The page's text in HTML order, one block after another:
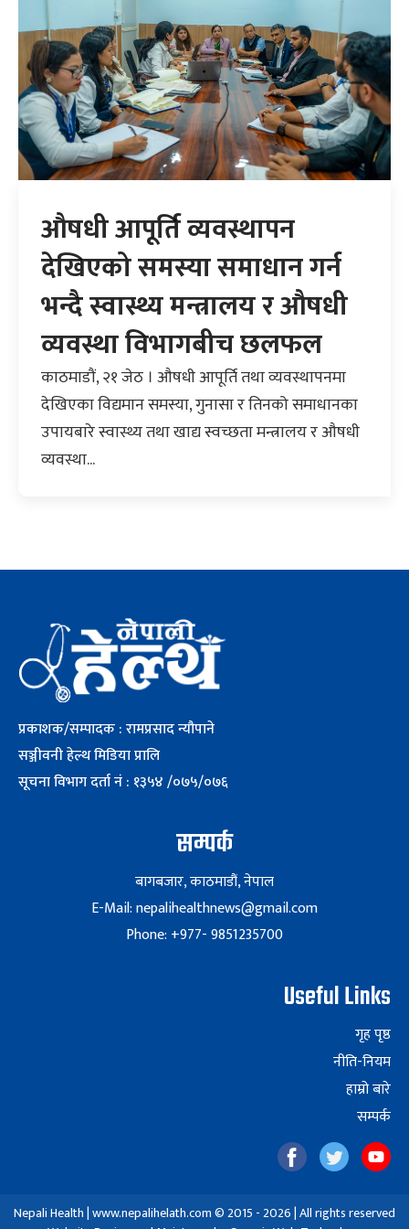
औषधी आपूर्ति व्यवस्थापन
देखिएको समस्या समाधान गर्न
भन्दै स्वास्थ्य मन्त्रालय र औषधी
व्यवस्था विभागबीच छलफल
काठमाडौं, २१ जेठ । औषधी आपूर्ति तथा व्यवस्थापनमा
देखिएका विद्यमान समस्या, गुनासा र तिनको समाधानका
उपायबारे स्वास्थ्य तथा खाद्य स्वच्छता मन्त्रालय र औषधी
व्यवस्था...
प्रकाशक/सम्पादक : रामप्रसाद न्यौपाने
सञ्जीवनी हेल्थ मिडिया प्रालि
सूचना विभाग दर्ता नं : १३५४ /०७५/०७६
सम्पर्क
बागबजार, काठमाडौं, नेपाल
E-Mail: nepalihealthnews@gmail.com
Phone: +977- 9851235700
Useful Links
गृह पृष्ठ
नीति-नियम
हाम्रो बारे
सम्पर्क
Nepali Health | www.nepalihelath.com © 2015 - 2026 | All rights reserved